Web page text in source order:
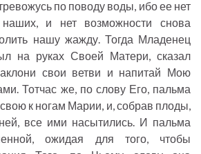
по поводу воды, ибо ее нет
и нет возможности снова
нашу жажду. Тогда Младенец
на руках Своей Матери, сказал
свои ветви и напитай Мою
Тотчас же, по слову Его, пальма
к ногам Марии, и, собрав плоды,
все ими насытились. И пальма
ожидая для того, чтобы